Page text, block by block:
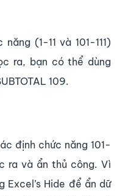
(1-11 và 101-111)
ra, bạn có thể dùng
109.
định chức năng 101-
ra và ẩn thủ công. Vì
Excel’s Hide để ẩn dữ